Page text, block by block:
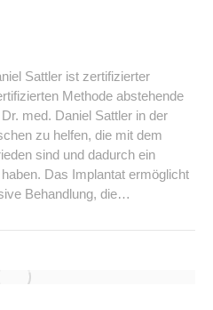
Sattler ist zertifizierter
Methode abstehende
med. Daniel Sattler in der
zu helfen, die mit dem
sind und dadurch ein
Das Implantat ermöglicht
Behandlung, die…